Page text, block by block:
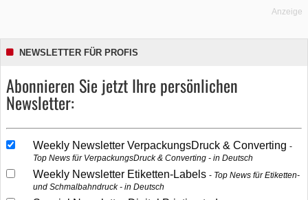
Anzeige
NEWSLETTER FÜR PROFIS
Abonnieren Sie jetzt Ihre persönlichen
Newsletter:
Weekly Newsletter VerpackungsDruck & Converting
Top News für VerpackungsDruck & Converting - in Deutsch
Weekly Newsletter Etiketten-Labels
Top News für Etiketten-
und Schmalbahndruck - in Deutsch